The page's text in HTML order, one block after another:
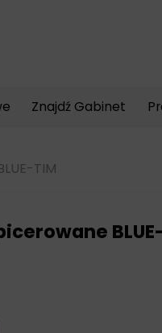
Znajdź Gabinet
TIM